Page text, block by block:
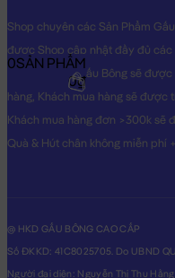
Shop chuyên các Sản Phẩm
được Shop cập nhật đầy đủ các
Original nhất. Gấu Bông sẽ
hàng, Khách mua hàng sẽ được
Khách mua hàng đơn >300k sẽ
Quà & Hút chân không miễn phí
@ HKD GẤU BÔNG CAO CẤP
Số ĐKKD: 41C8025705. Do UBND
Người đại diện: Nguyễn Thị Thu Hằng
0SẢN PHẨM
0₫